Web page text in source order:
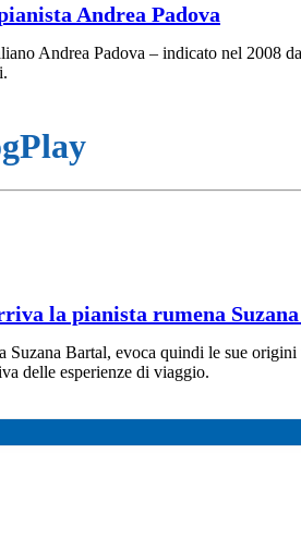
Andrea Padova
Andrea Padova – indicato nel 2008
la pianista rumena
Suzana Bartal, evoca quindi le sue
delle esperienze di viaggio.